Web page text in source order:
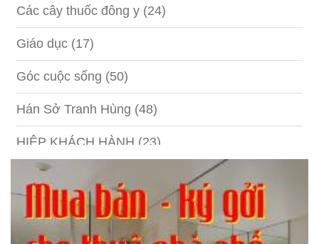
Các cây thuốc đông y (24)
Giáo dục (17)
Góc cuộc sống (50)
Hán Sở Tranh Hùng (48)
HIỆP KHÁCH HÀNH (23)
Hồng lâu mộng
(1)
Kỹ năng(18)